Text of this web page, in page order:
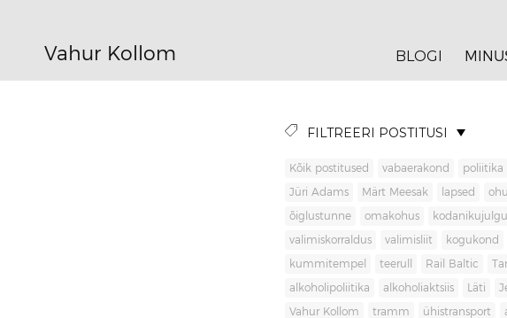
Vahur Kollom BLOGI
FILTREERI POSTITUSI
Kõik postitused vabaerakond poliitika
Jüri Adams Märt Meesak lapsed
õiglustunne omakohus
valimiskorraldus valimisliit kogukond
kummitempel teerull Rail Baltic
alkoholipoliitika alkoholiaktsiis Läti
Vahur Kollom tramm ühistransport